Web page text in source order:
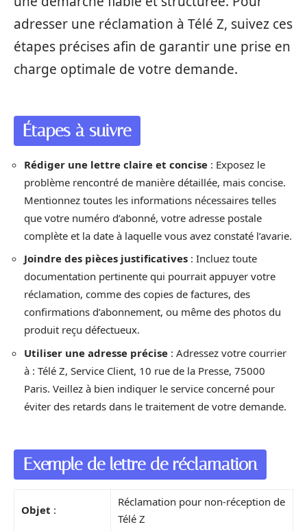
adresser une réclamation à Télé Z, suivez ces
étapes précises afin de garantir une prise en
charge optimale de votre demande.
Étapes à suivre
Rédiger une lettre claire et concise : Exposez le
problème rencontré de manière détaillée, mais concise.
Mentionnez toutes les informations nécessaires telles
que votre numéro d’abonné, votre adresse postale
complète et la date à laquelle vous avez constaté l’avarie.
Joindre des pièces justificatives : Incluez toute
documentation pertinente qui pourrait appuyer votre
réclamation, comme des copies de factures, des
confirmations d’abonnement, ou même des photos du
produit reçu défectueux.
Utiliser une adresse précise : Adressez votre courrier
à : Télé Z, Service Client, 10 rue de la Presse, 75000
Paris. Veillez à bien indiquer le service concerné pour
éviter des retards dans le traitement de votre demande.
Exemple de lettre de réclamation
Objet :
Réclamation pour non-réception de
Télé Z